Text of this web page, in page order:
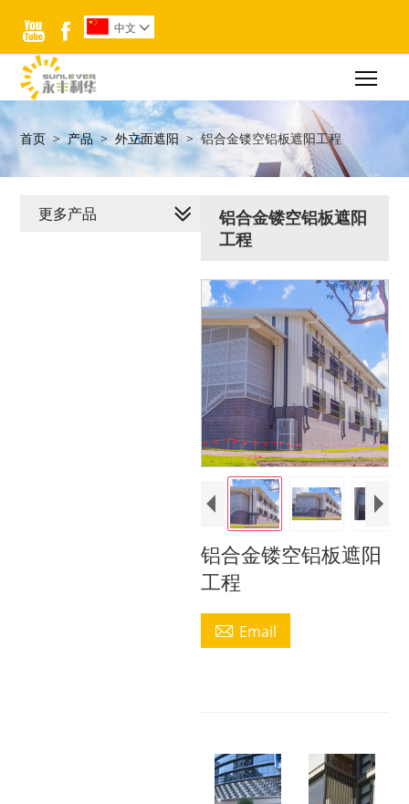
  中文 
首页 > 产品 > 外立面遮阳 > 铝合金镂空铝板遮阳工程
铝合金镂空铝板遮阳
工程
铝合金镂空铝板遮阳
工程
 Email
更多产品